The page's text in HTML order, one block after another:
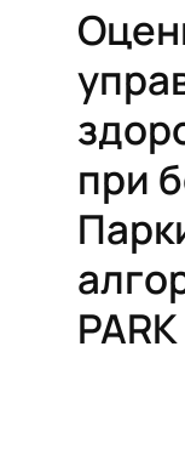
при